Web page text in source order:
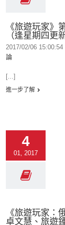
《旅遊玩家》
（逢星期四更新
2017/02/06 15:00:54
論
[...]
進一步了解
4
01, 2017
《旅遊玩家：
卓文慧、旅遊